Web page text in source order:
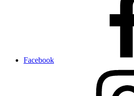
Facebook